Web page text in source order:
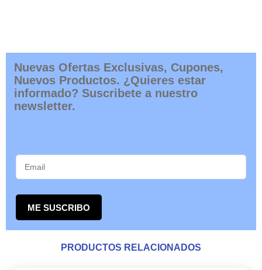
Nuevas Ofertas Exclusivas, Cupones,
Nuevos Productos. ¿Quieres estar
informado? Suscribete a nuestro
newsletter.
ME SUSCRIBO
PRODUCTOS RELACIONADOS